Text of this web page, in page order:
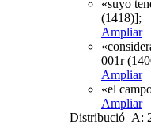
«suyo
(1418)];
Ampliar
001r
Ampliar
«el
Ampliar
Distribució A: